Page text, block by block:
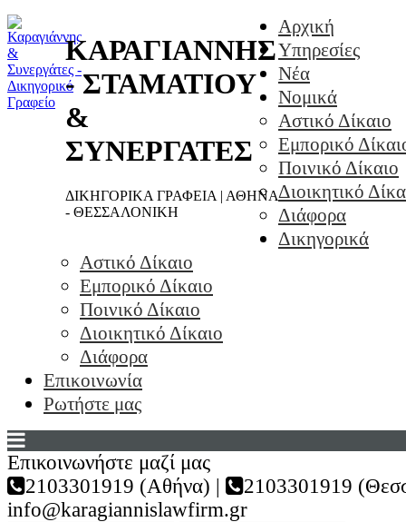
ΚΑΡΑΓΙΑΝΝΗΣ
- ΣΤΑΜΑΤΙΟΥ
&
ΣΥΝΕΡΓΑΤΕΣ
ΔΙΚΗΓΟΡΙΚΑ ΓΡΑΦΕΙΑ | ΑΘΗΝΑ
- ΘΕΣΣΑΛΟΝΙΚΗ
Αρχική
Υπηρεσίες
Νέα
Νομικά
Αστικό Δίκαιο
Εμπορικό
Ποινικό Δίκαιο
Διοικητικό
Διάφορα
Δικηγορικά
Αστικό Δίκαιο
Εμπορικό Δίκαιο
Ποινικό Δίκαιο
Διοικητικό Δίκαιο
Διάφορα
Επικοινωνία
Ρωτήστε μας
Επικοινωνήστε μαζί μας
2103301919 (Αθήνα) |
2103301919
info@karagiannislawfirm.gr